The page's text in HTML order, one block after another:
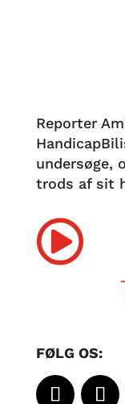
Reporter
undersøge,
trods af sit

FØLG OS: